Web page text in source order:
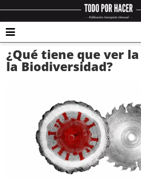
¿Qué tiene que ver
la Biodiversidad?